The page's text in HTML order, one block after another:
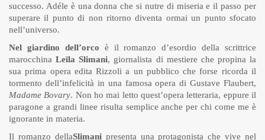
successo. Adéle è una donna che si nutre di miseria e il passo per
superare il punto di non ritorno diventa ormai un punto sfocato
nell’universo.
Nel giardino dell’orco è il romanzo d’esordio della scrittrice
marocchinaLeïla Slimani, giornalista di mestiere che propina la
sua prima opera edita Rizzoli a un pubblico che forse ricorda il
tormento dell’infelicità in una famosa opera di Gustave Flaubert,
Madame Bovary. Non ho mai letto quest’opera letteraria, eppure il
paragone a grandi linee risulta semplice anche per chi come me è
ignorante in materia.
Il romanzo dellaSlimanipresenta una protagonista che vive nel